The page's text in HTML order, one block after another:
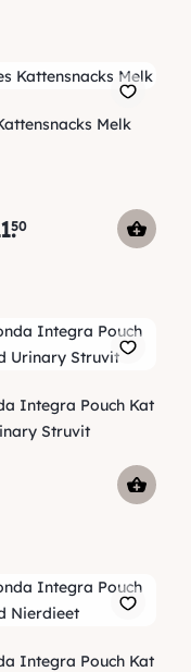
Melk
.50
Integra Pouch Kat
Struvit
Integra Pouch Kat